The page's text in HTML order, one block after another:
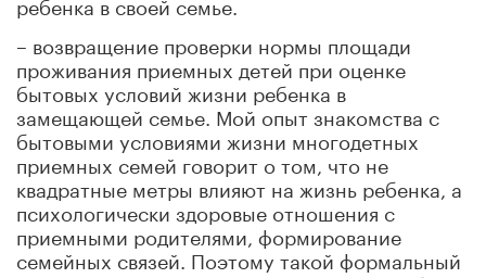
– возвращение проверки нормы площади
проживания приемных детей при оценке
бытовых условий жизни ребенка в
замещающей семье. Мой опыт знакомства с
бытовыми условиями жизни многодетных
приемных семей говорит о том, что не
квадратные метры влияют на жизнь ребенка, а
психологически здоровые отношения с
приемными родителями, формирование
семейных связей. Поэтому такой формальный